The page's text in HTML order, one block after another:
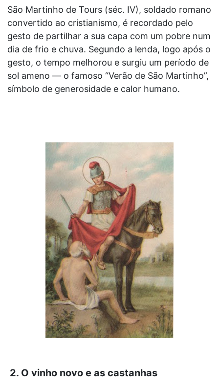
São Martinho de Tours (séc. IV), soldado romano
convertido ao cristianismo, é recordado pelo
gesto de partilhar a sua capa com um pobre num
dia de frio e chuva. Segundo a lenda, logo após o
gesto, o tempo melhorou e surgiu um período de
sol ameno — o famoso “Verão de São Martinho”,
símbolo de generosidade e calor humano.
2. O vinho novo e as castanhas